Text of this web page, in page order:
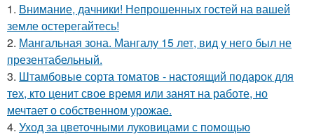
1. Внимание, дачники! Непрошенных гостей на вашей
земле остерегайтесь!
2. Мангальная зона. Мангалу 15 лет, вид у него был не
презентабельный.
3. Штамбовые сорта томатов - настоящий подарок для
тех, кто ценит свое время или занят на работе, но
мечтает о собственном урожае.
4. Уход за цветочными луковицами с помощью